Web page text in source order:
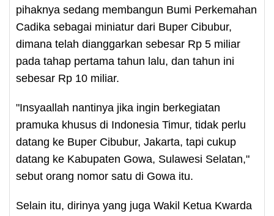
pihaknya sedang membangun Bumi Perkemahan
Cadika sebagai miniatur dari Buper Cibubur,
dimana telah dianggarkan sebesar Rp 5 miliar
pada tahap pertama tahun lalu, dan tahun ini
sebesar Rp 10 miliar.
"Insyaallah nantinya jika ingin berkegiatan
pramuka khusus di Indonesia Timur, tidak perlu
datang ke Buper Cibubur, Jakarta, tapi cukup
datang ke Kabupaten Gowa, Sulawesi Selatan,"
sebut orang nomor satu di Gowa itu.
Selain itu, dirinya yang juga Wakil Ketua Kwarda